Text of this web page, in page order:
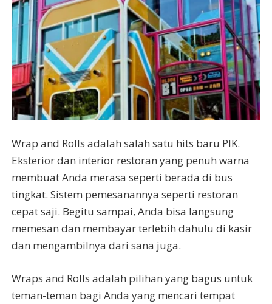
Wrap and Rolls adalah salah satu hits baru PIK.
Eksterior dan interior restoran yang penuh warna
membuat Anda merasa seperti berada di bus
tingkat. Sistem pemesanannya seperti restoran
cepat saji. Begitu sampai, Anda bisa langsung
memesan dan membayar terlebih dahulu di kasir
dan mengambilnya dari sana juga.
Wraps and Rolls adalah pilihan yang bagus untuk
teman-teman bagi Anda yang mencari tempat